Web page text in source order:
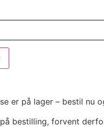
er på lager – bestil nu
bestilling, forvent